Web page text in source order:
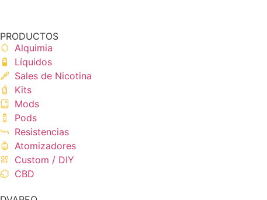
PRODUCTOS
Alquimia
Líquidos
Sales de Nicotina
Kits
Mods
Pods
Resistencias
Atomizadores
Custom / DIY
CBD